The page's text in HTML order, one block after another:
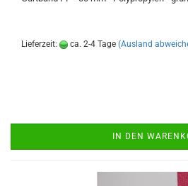
Lieferzeit: ca. 2-4 Tage (Ausland
IN DEN